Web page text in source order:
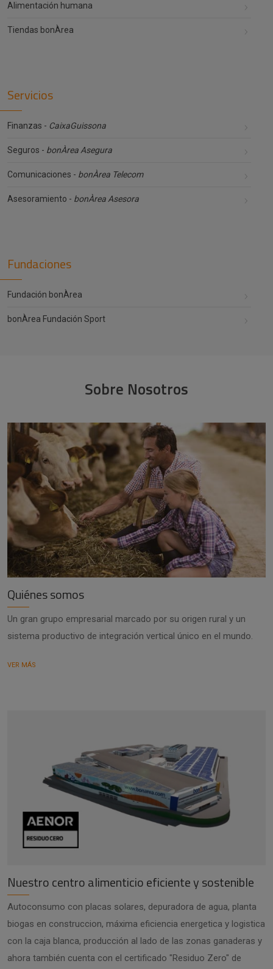
Alimentación humana
Tiendas bonÀrea
Servicios
Finanzas - CaixaGuissona
Seguros - bonÀrea Asegura
Comunicaciones - bonÀrea Telecom
Asesoramiento - bonÀrea Asesora
Fundaciones
Fundación bonÀrea
bonÀrea Fundación Sport
Sobre Nosotros
Quiénes somos
Un gran grupo empresarial marcado por su origen rural y un
sistema productivo de integración vertical único en el mundo.
VER MÁS
Nuestro centro alimenticio eficiente y sostenible
Autoconsumo con placas solares, depuradora de agua, planta
biogas en construccion, máxima eficiencia energetica y logistica
con la caja blanca, producción al lado de las zonas ganaderas y
ahora también cuenta con el certificado "Residuo Zero" de